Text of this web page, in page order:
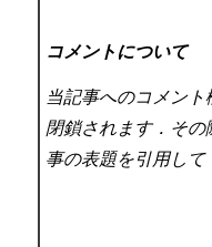
コメントについて
当記事へのコメン
閉鎖されます．そ
事の表題を引用して